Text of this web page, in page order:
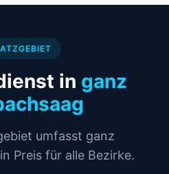
in ganz
umfasst ganz
Preis für alle Bezirke.